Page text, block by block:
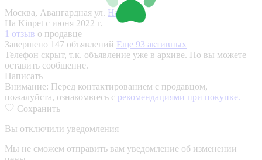
Москва, Авангардная ул. На карте
На Kinpet c июня 2022 г.
1 отзыв о продавце
Завершено 147 объявлений Еще 93 активных
Телефон скрыт, т.к. объявление уже в архиве. Но вы можете
оставить сообщение.
Написать
Внимание: Перед контактированием с продавцом,
пожалуйста, ознакомьтесь с рекомендациями при покупке.
Сохранить
Вы отключили уведомления
Мы не сможем отправить вам уведомление об изменении